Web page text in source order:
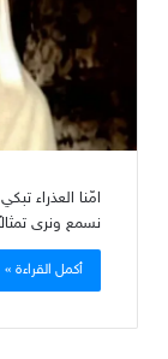
امّنا العذراء
نسمع ونرى
أكمل القراءة »